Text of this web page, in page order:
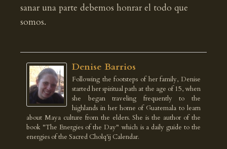
sanar una parte debemos honrar el todo que
somos.
Denise Barrios
Following the footsteps of her family, Denise
started her spiritual path at the age of 15, when
she began traveling frequently to the
highlands in her home of Guatemala to learn
about Maya culture from the elders. She is the author of the
book "The Energies of the Day" which is a daily guide to the
energies of the Sacred Cholq'ij Calendar.